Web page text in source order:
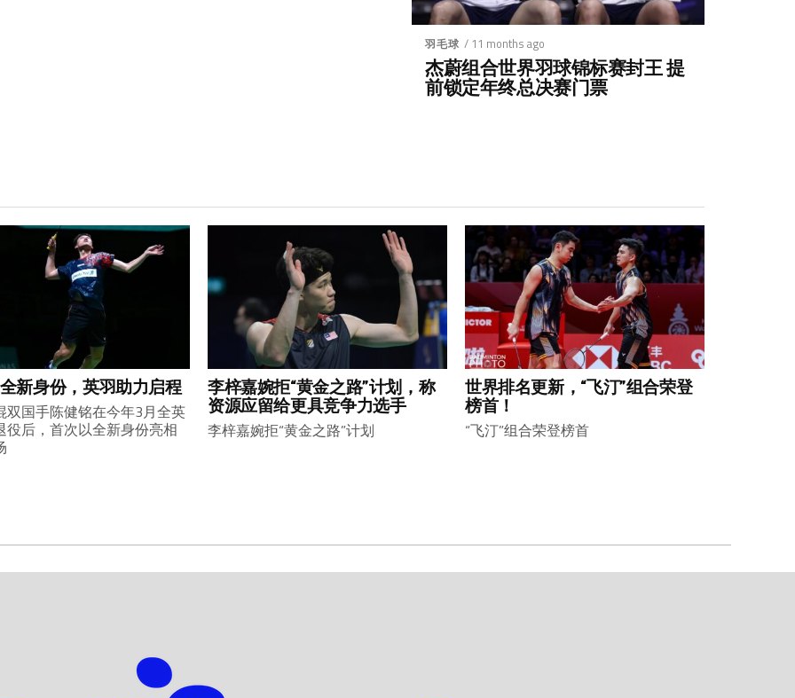
羽毛球 / 11 months ago
杰蔚组合世界羽球锦标赛封王 提
前锁定年终总决赛门票
新身份，英羽助力启程
双国手陈健铭在今年3月全英
役后，首次以全新身份亮相
李梓嘉婉拒“黄金之路”计划，称
资源应留给更具竞争力选手
李梓嘉婉拒“黄金之路”计划
世界排名更新，“飞汀”组合荣登
榜首！
“飞汀”组合荣登榜首